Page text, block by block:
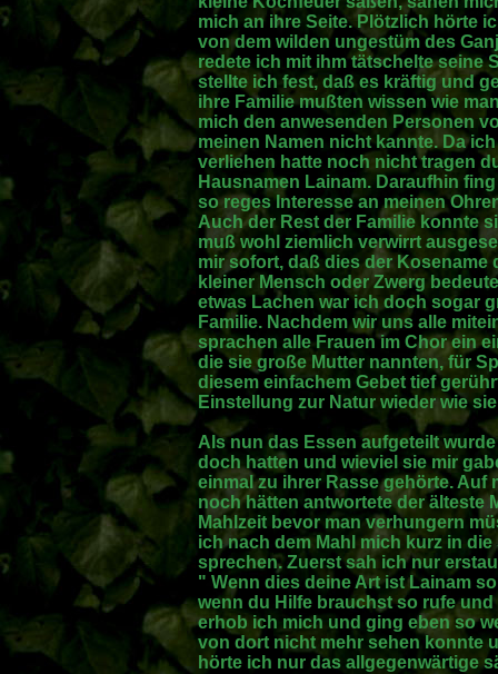
mich an ihre Seite. Plötzlich hörte
von dem wilden ungestüm des
redete ich mit ihm tätschelte seine
stellte ich fest, daß es kräftig und
ihre Familie mußten wissen wie
mich den anwesenden Personen
meinen Namen nicht kannte. Da
verliehen hatte noch nicht tragen
Hausnamen Lainam. Daraufhin
so reges Interesse an meinen
Auch der Rest der Familie konnte
muß wohl ziemlich verwirrt
mir sofort, daß dies der Kosename
kleiner Mensch oder Zwerg
etwas Lachen war ich doch sogar
Familie. Nachdem wir uns alle
sprachen alle Frauen im Chor ein
die sie große Mutter nannten, für
diesem einfachem Gebet tief
Einstellung zur Natur wieder wie
Als nun das Essen aufgeteilt
doch hatten und wieviel sie mir
einmal zu ihrer Rasse gehörte. Auf
noch hätten antwortete der älteste
Mahlzeit bevor man verhungern
ich nach dem Mahl mich kurz in
sprechen. Zuerst sah ich nur
" Wenn dies deine Art ist Lainam
wenn du Hilfe brauchst so rufe
erhob ich mich und ging eben so
von dort nicht mehr sehen konnte
hörte ich nur das allgegenwärtige